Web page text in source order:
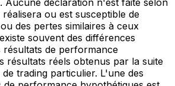
ou est susceptible de
des pertes similaires à ceux
souvent des différences
résultats de performance
résultats réels obtenus par la suite
trading particulier. L'une des